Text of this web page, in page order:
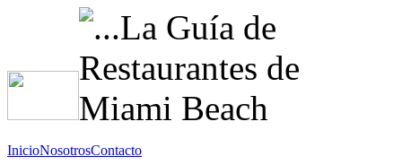
InicioNosotrosContacto